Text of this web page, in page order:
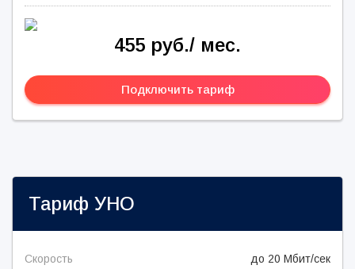
455 руб./ мес.
Подключить тариф
Тариф УНО
Скорость до 20 Мбит/сек